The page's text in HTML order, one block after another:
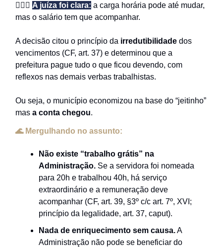
👩🏻‍⚖️ A juíza foi clara: a carga horária pode até mudar,
mas o salário tem que acompanhar.
A decisão citou o princípio da irredutibilidade dos
vencimentos (CF, art. 37) e determinou que a
prefeitura pague tudo o que ficou devendo, com
reflexos nas demais verbas trabalhistas.
Ou seja, o município economizou na base do “jeitinho”
mas a conta chegou.
🌊 Mergulhando no assunto:
Não existe “trabalho grátis” na
Administração. Se a servidora foi nomeada
para 20h e trabalhou 40h, há serviço
extraordinário e a remuneração deve
acompanhar (CF, art. 39, §3º c/c art. 7º, XVI;
princípio da legalidade, art. 37, caput).
Nada de enriquecimento sem causa.A
Administração não pode se beneficiar do